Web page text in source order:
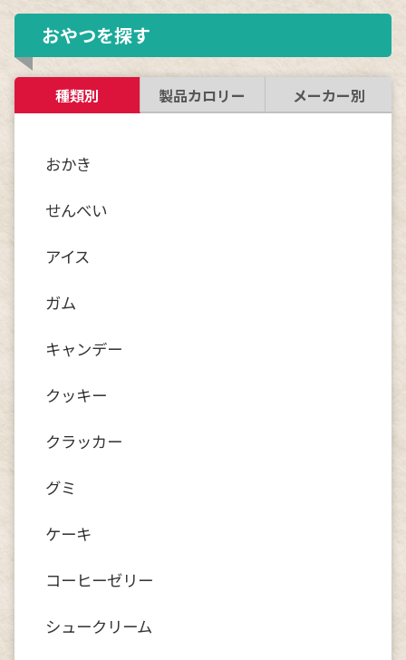
おやつを探す
種類別 製品カロリー メーカー別
おかき
せんべい
アイス
ガム
キャンデー
クッキー
クラッカー
グミ
ケーキ
コーヒーゼリー
シュークリーム